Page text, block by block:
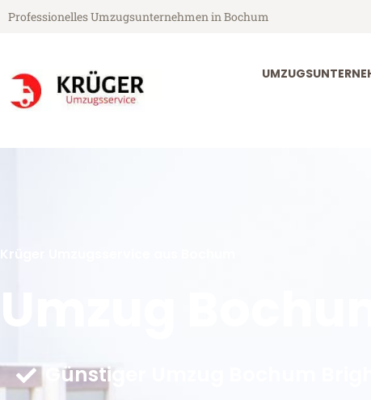
Professionelles Umzugsunternehmen in Bochum
Umzug
Günstiger Umzug Bochum